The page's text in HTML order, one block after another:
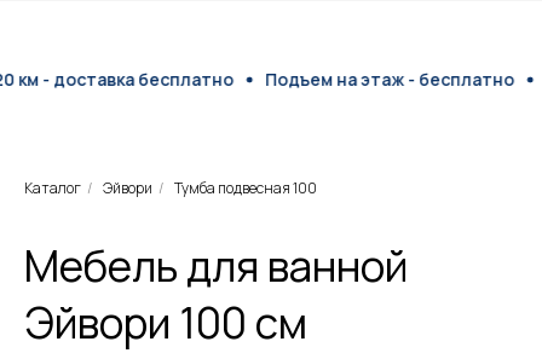
- доставка бесплатно Подъем на этаж - бесплатно
Каталог / Эйвори / Тумба подвесная 100
Мебель для ванной
Эйвори 100 см